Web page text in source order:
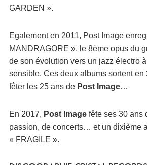
GARDEN ».
Egalement en 2011, Post Image
MANDRAGORE », le 8ème opus du
de son évolution vers un jazz électro
sensible. Ces deux albums sortent en
fêter les 25 ans dePost Image…
En 2017, Post Imagefête ses 30 ans
passion, de concerts… et un dixième
« FRAGILE ».